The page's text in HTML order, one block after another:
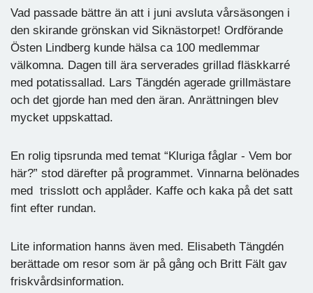
Vad passade bättre än att i juni avsluta vårsäsongen i
den skirande grönskan vid Siknästorpet! Ordförande
Östen Lindberg kunde hälsa ca 100 medlemmar
välkomna. Dagen till ära serverades grillad fläskkarré
med potatissallad. Lars Tängdén agerade grillmästare
och det gjorde han med den äran. Anrättningen blev
mycket uppskattad.
En rolig tipsrunda med temat “Kluriga fåglar - Vem bor
här?” stod därefter på programmet. Vinnarna belönades
med trisslott och applåder. Kaffe och kaka på det satt
fint efter rundan.
Lite information hanns även med. Elisabeth Tängdén
berättade om resor som är på gång och Britt Fält gav
friskvårdsinformation.